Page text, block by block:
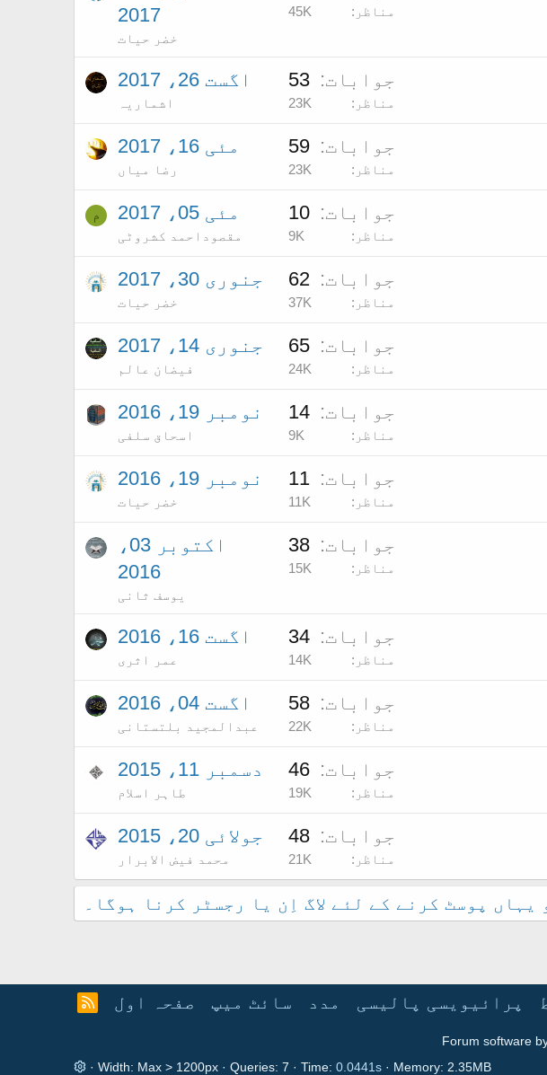
مناظر 45K
2017
خضر حیات
جوابات 53
مناظر 23K
اگست 26، 2017
اشماریہ
جوابات 59
مناظر 23K
مئی 16، 2017
رضا میاں
جوابات 10
مناظر 9K
مئی 05، 2017
مقصوداحمد کشروٹی
م
جوابات 62
مناظر 37K
جنوری 30، 2017
خضر حیات
جوابات 65
مناظر 24K
جنوری 14، 2017
فیضان عالم
جوابات 14
مناظر 9K
نومبر 19، 2016
اسحاق سلفی
جوابات 11
مناظر 11K
نومبر 19، 2016
خضر حیات
جوابات 38
مناظر 15K
اکتوبر 03،
2016
یوسف ثانی
جوابات 34
مناظر 14K
اگست 16، 2016
عمر اثری
جوابات 58
مناظر 22K
اگست 04، 2016
عبدالمجید بلتستانی
جوابات 46
مناظر 19K
دسمبر 11، 2015
طاہر اسلام
جوابات 48
مناظر 21K
جولائی 20، 2015
محمد فیض الابرار
یہاں پوسٹ کرنے کے لئے لاگ اِن یا رجسٹر کرنا ہوگا۔
پرائیویسی پالیسی مدد سائٹ میپ صفحہ اول
آ
ی
Forum software
Width
Queries 7 Time 0.0441s Memory 2.35MB